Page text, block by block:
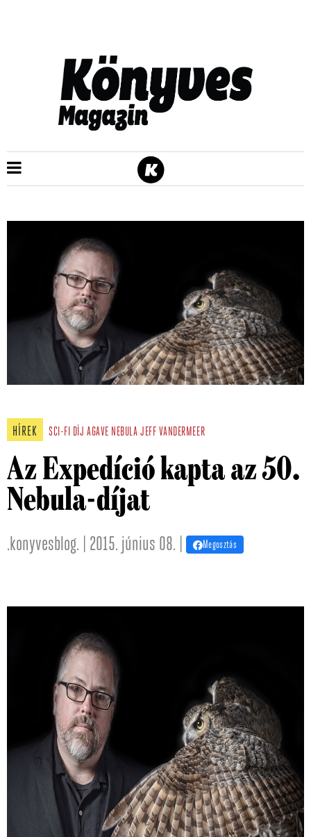
HÍREK SCI-FI DÍJ AGAVE NEBULA JEFF VANDERMEER
Az Expedíció kapta az 50.
Nebula-díjat
.konyvesblog. | 2015. június 08. | Megosztás